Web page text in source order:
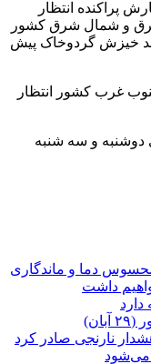
پراکنده انتظار
و شمال شرق کشور
خیزش گردوخاک پیش
غرب کشور انتظار
دوشنبه و سه شنبه
دما و ماندگاری
داشت
می‌شود